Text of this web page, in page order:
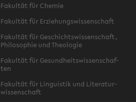
Fa­kul­tät für Che­mie
Fa­kul­tät für Er­zie­hungs­wis­sen­schaft
Fa­kul­tät für Ge­schichts­wis­sen­schaft,
Phi­lo­so­phie und Theo­lo­gie
Fa­kul­tät für Ge­sund­heits­wis­sen­schaf­
ten
Fa­kul­tät für Lin­gu­is­tik und Li­te­ra­tur­
wis­sen­schaft